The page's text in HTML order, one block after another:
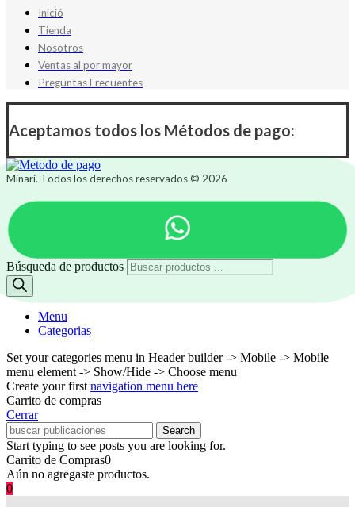
Inició
Tienda
Nosotros
Ventas al por mayor
Preguntas Frecuentes
Aceptamos todos los Métodos de pago:
Minari. Todos los derechos reservados © 2026
Búsqueda de productos
Menu
Categorias
Set your categories menu in Header builder -> Mobile -> Mobile
menu element -> Show/Hide -> Choose menu
Create your first navigation menu here
Carrito de compras
Cerrar
Search
Start typing to see posts you are looking for.
Carrito de Compras0
Aún no agregaste productos.
0